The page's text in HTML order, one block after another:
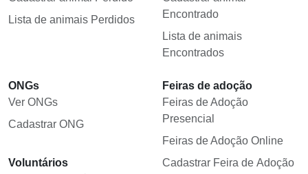
Lista de animais Perdidos
Encontrado
Lista de animais
Encontrados
ONGs
Ver ONGs
Cadastrar ONG
Voluntários
Feiras de adoção
Feiras de Adoção
Presencial
Feiras de Adoção Online
Cadastrar Feira de Adoção